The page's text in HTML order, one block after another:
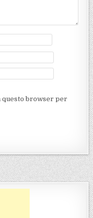
questo browser per